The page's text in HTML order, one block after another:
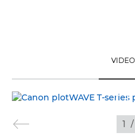
VIDEO
1 /